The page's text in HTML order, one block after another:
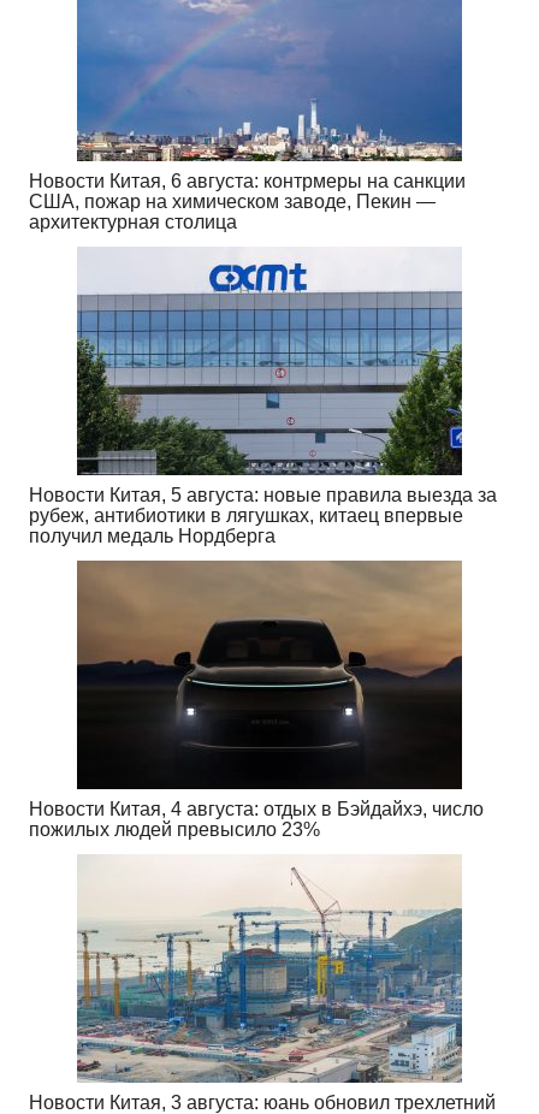
Новости Китая, 6 августа: контрмеры на санкции
США, пожар на химическом заводе, Пекин —
архитектурная столица
Новости Китая, 5 августа: новые правила выезда за
рубеж, антибиотики в лягушках, китаец впервые
получил медаль Нордберга
Новости Китая, 4 августа: отдых в Бэйдайхэ, число
пожилых людей превысило 23%
Новости Китая, 3 августа: юань обновил трехлетний